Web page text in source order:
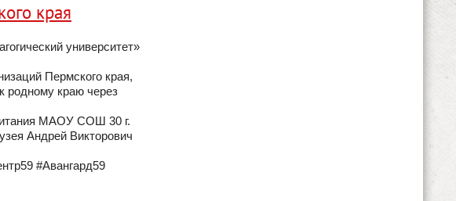
края
университет»
Пермского края,
родному краю через
МАОУ СОШ 30 г.
Андрей Викторович
#Авангард59